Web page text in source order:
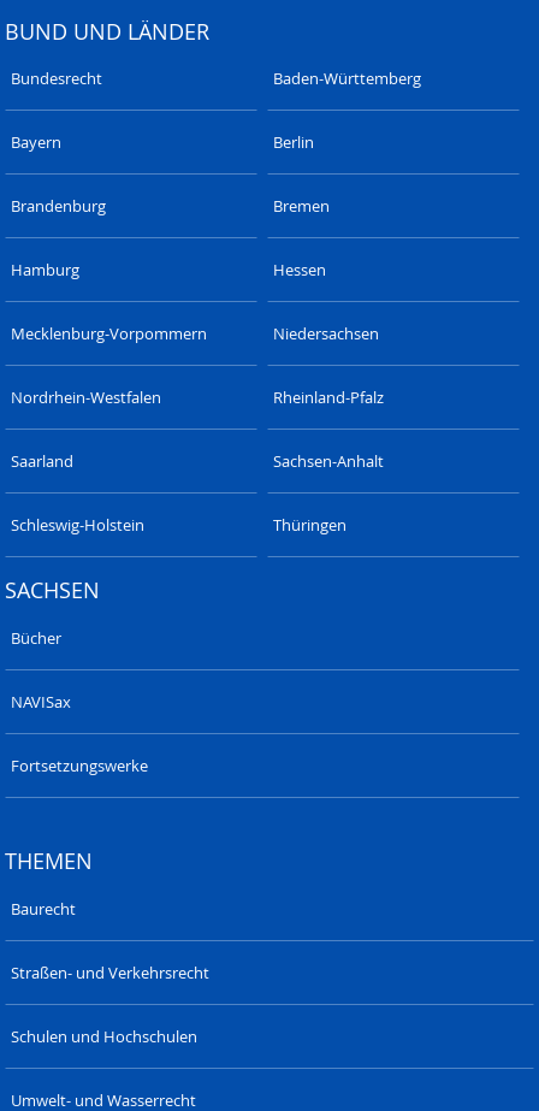
BUND UND LÄNDER
Bundesrecht Baden-Württemberg
Bayern Berlin
Brandenburg Bremen
Hamburg Hessen
Mecklenburg-Vorpommern Niedersachsen
Nordrhein-Westfalen Rheinland-Pfalz
Saarland Sachsen-Anhalt
Schleswig-Holstein Thüringen
SACHSEN
Bücher
NAVISax
Fortsetzungswerke
THEMEN
Baurecht
Straßen- und Verkehrsrecht
Schulen und Hochschulen
Umwelt- und Wasserrecht